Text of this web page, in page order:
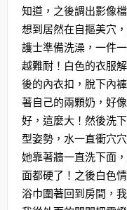
知道，之後調出影像
想到居然在自摳美穴
護士準備洗澡，一件
越難耐！白色的衣服
後的內衣扣，脫下內
著自己的兩顆奶，好
好，這麼大！然後洗
型姿勢，水一直衝穴
她靠著牆一直洗下面
面都硬了！之後白色
浴巾圍著回到房間，